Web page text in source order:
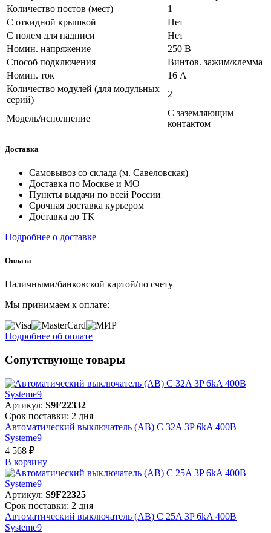
Количество постов (мест)
1
С откидной крышкой
Нет
С полем для надписи
Нет
Номин. напряжение
250 В
Способ подключения
Винтов. зажим/клемма
Номин. ток
16 А
Количество модулей (для модульных
серий)
2
Модель/исполнение
С заземляющим
контактом
Доставка
Самовывоз со склада (м. Савеловская)
Доставка по Москве и МО
Пункты выдачи по всей России
Срочная доставка курьером
Доставка до ТК
Подробнее о доставке
Оплата
Наличными/банковской картой/по счету
Мы принимаем к оплате:
Подробнее об оплате
Сопутствующе товары
Артикул: S9F22332
Срок поставки: 2 дня
Автоматический выключатель (АВ) C 32A 3P 6kA 400В
Systeme9
4 568 ₽
В корзинy
Артикул: S9F22325
Срок поставки: 2 дня
Автоматический выключатель (АВ) C 25A 3P 6kA 400В
Systeme9